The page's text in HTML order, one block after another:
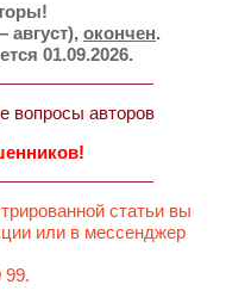
окончен.
01.09.2026.
вопросы авторов
статьи вы
или в мессенджер
99.